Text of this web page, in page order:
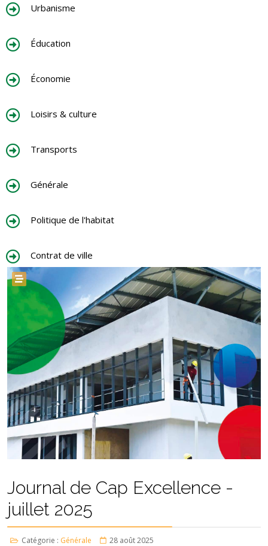
Urbanisme
Éducation
Économie
Loisirs & culture
Transports
Générale
Politique de l'habitat
Contrat de ville
Journal de Cap Excellence -
juillet 2025
Catégorie : Générale 28 août 2025